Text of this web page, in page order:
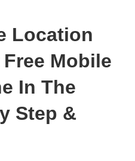
Location
Mobile
In The
Step &